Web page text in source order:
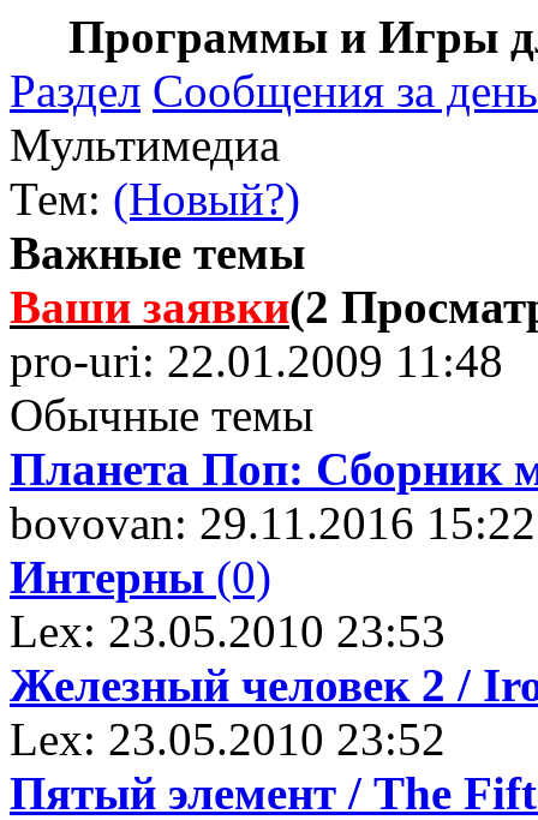
Программы и Игры
Раздел Сообщения за день
Мультимедиа
Тем: (Новый?)
Важные темы
Ваши заявки(2
pro-uri: 22.01.2009 11:48
Обычные темы
Планета Поп: Сборник
bovovan: 29.11.2016 15:22
Интерны (0)
Lex: 23.05.2010 23:53
Железный человек 2 /
Lex: 23.05.2010 23:52
Пятый элемент / The